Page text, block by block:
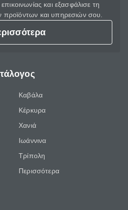
και εξασφάλισε τη
προϊόντων και υπηρεσιών σου.
Καβάλα
Κέρκυρα
Χανιά
Ιωάννινα
Τρίπολη
Περισσότερα